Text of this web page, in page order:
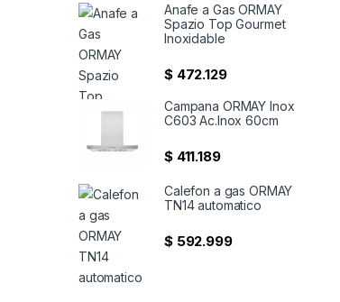
Anafe a Gas ORMAY
Spazio Top Gourmet
Inoxidable
$472.129
Campana ORMAY Inox
C603 Ac.Inox 60cm
$411.189
Calefon a gas ORMAY
TN14 automatico
$592.999